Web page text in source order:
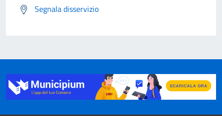
Segnala disservizio